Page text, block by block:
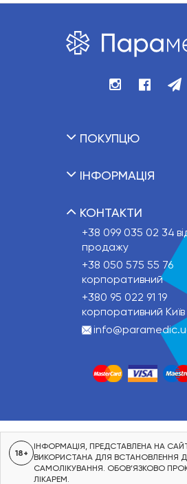
ПОКУПЦЮ
ІНФОРМАЦІЯ
КОНТАКТИ
+38 099 035 02 34
продажу
+38 050 575 55 76
корпоративний
+380 95 022 91 19
корпоративний Київ
18+
ІНФОРМАЦІЯ, ПРЕДСТАВЛЕНА НА
ВИКОРИСТАНА ДЛЯ ВСТАНОВЛЕННЯ
САМОЛІКУВАННЯ. ОБОВ’ЯЗКОВО
ЛІКАРЕМ.